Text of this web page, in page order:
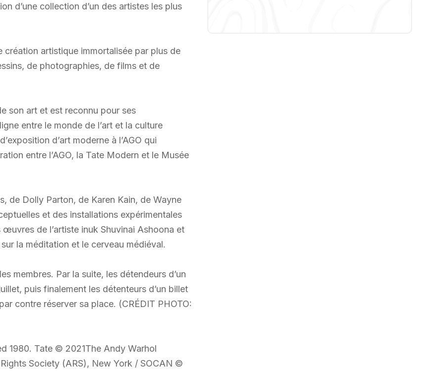
d’une collection d’un des artistes les plus
création artistique immortalisée par plus de
de photographies, de films et de
son art et est reconnu pour ses
entre le monde de l’art et la culture
d’art moderne à l’AGO qui
entre l’AGO, la Tate Modern et le Musée
de Dolly Parton, de Karen Kain, de Wayne
et des installations expérimentales
de l’artiste inuk Shuvinai Ashoona et
la méditation et le cerveau médiéval.
membres. Par la suite, les détendeurs d’un
puis finalement les détenteurs d’un billet
contre réserver sa place. (CRÉDIT PHOTO:
1980. Tate © 2021The Andy Warhol
Society (ARS), New York / SOCAN ©